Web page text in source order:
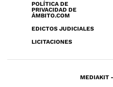
POLÍTICA DE
PRIVACIDAD DE
ÁMBITO.COM
EDICTOS JUDICIALES
LICITACIONES
MEDIAKIT